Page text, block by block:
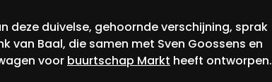
deze duivelse, gehoornde verschijning, sprak
van Baal, die samen met Sven Goossens en
voor buurtschap Markt heeft ontworpen.